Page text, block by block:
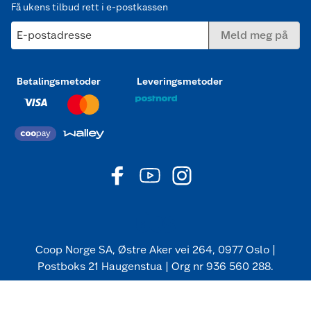
Få ukens tilbud rett i e-postkassen
E-postadresse Meld meg på
Betalingsmetoder Leveringsmetoder
Coop Norge SA, Østre Aker vei 264, 0977 Oslo |
Postboks 21 Haugenstua | Org nr 936 560 288.